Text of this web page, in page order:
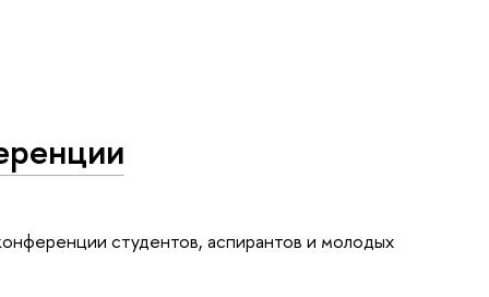
студентов, аспирантов и молодых